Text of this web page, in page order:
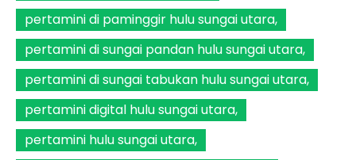
pertamini di paminggir hulu sungai utara
pertamini di sungai pandan hulu sungai utara
pertamini di sungai tabukan hulu sungai utara
pertamini digital hulu sungai utara
pertamini hulu sungai utara